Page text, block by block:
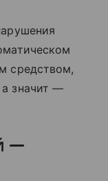
средством,
значит —
—